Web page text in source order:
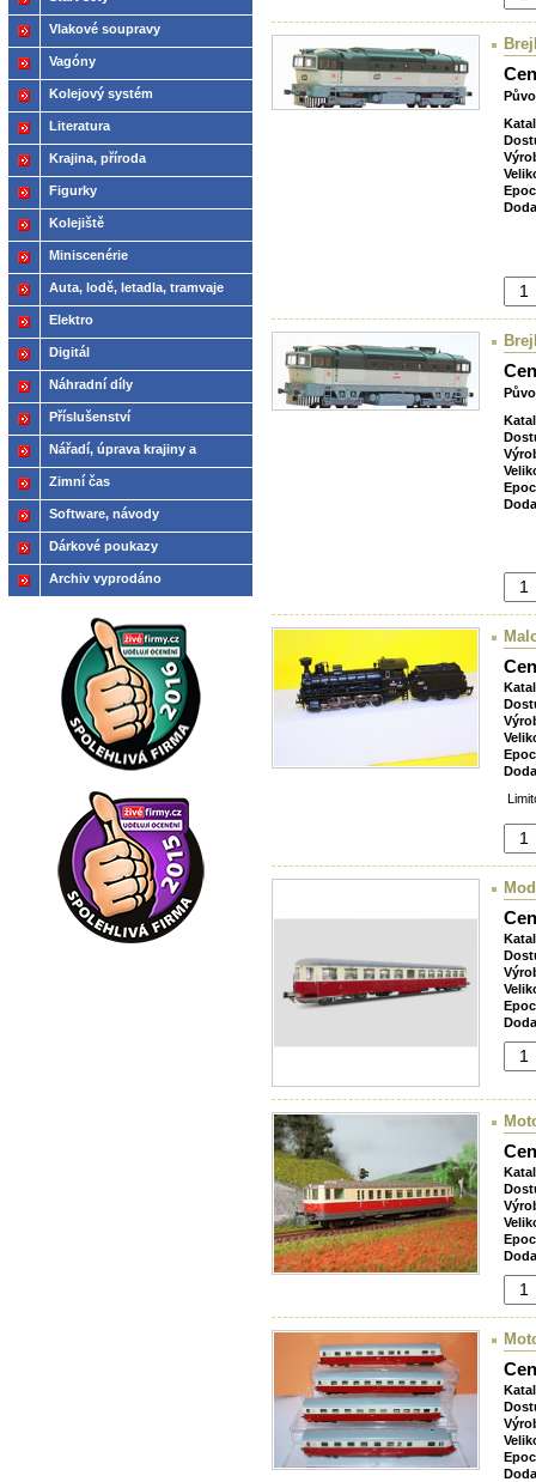
Vlakové soupravy
Vagóny
Kolejový systém
Literatura
Krajina, příroda
Figurky
Kolejiště
Miniscenérie
Auta, lodě, letadla, tramvaje
Elektro
Digitál
Náhradní díly
Příslušenství
Nářadí, úprava krajiny a
modelů
Zimní čas
Software, návody
Dárkové poukazy
Archiv vyprodáno